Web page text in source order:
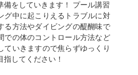
備をしていきます！ プール講習
グ中に起こりえるトラブルに対
る方法やダイビングの醍醐味で
での体のコントロール方法など
ていきますので焦らずゆっくり
指してください！